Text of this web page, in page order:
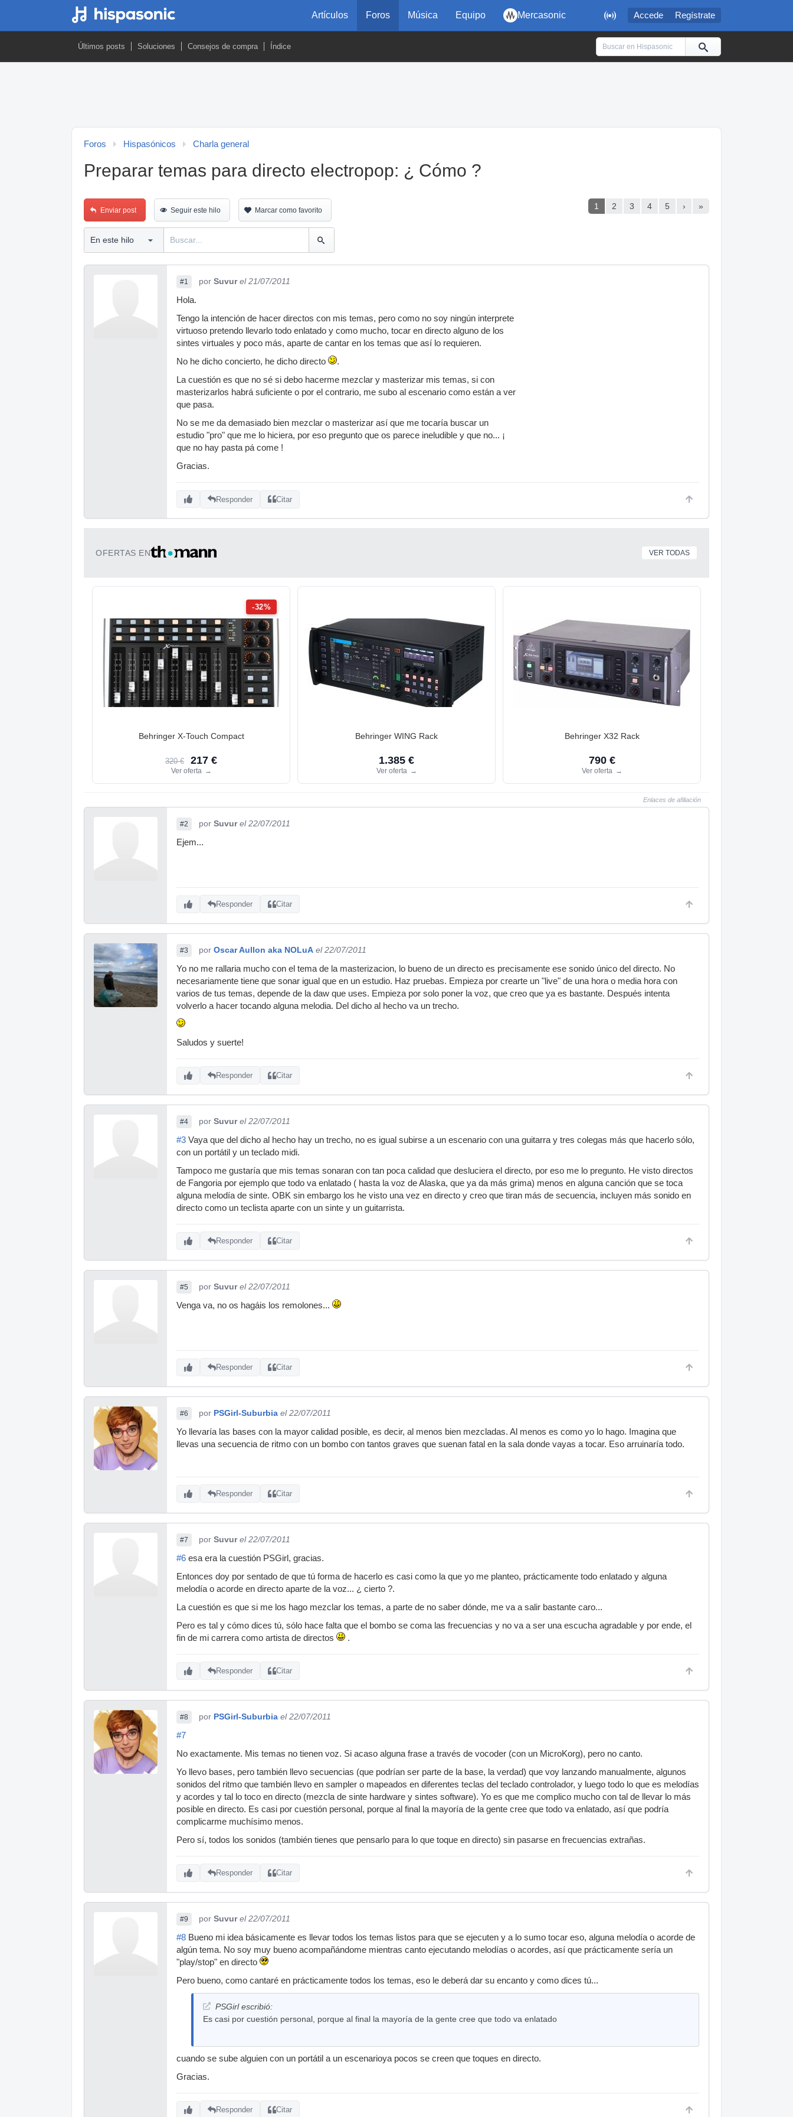
 Accede Regístrate
Artículos Foros Música Equipo Mercasonic
Últimos posts Soluciones Consejos de compra Índice
Foros Hispasónicos Charla general
Preparar temas para directo electropop: ¿ Cómo ?
1 2 3 4 5 › »
Enviar post Seguir este hilo Marcar como favorito
#1 por Suvur el 21/07/2011
Hola.
Tengo la intención de hacer directos con mis temas, pero como no soy ningún interprete
virtuoso pretendo llevarlo todo enlatado y como mucho, tocar en directo alguno de los
sintes virtuales y poco más, aparte de cantar en los temas que así lo requieren.
No he dicho concierto, he dicho directo
.
La cuestión es que no sé si debo hacerme mezclar y masterizar mis temas, si con
masterizarlos habrá suficiente o por el contrario, me subo al escenario como están a ver
que pasa.
No se me da demasiado bien mezclar o masterizar así que me tocaría buscar un
estudio "pro" que me lo hiciera, por eso pregunto que os parece ineludible y que no... ¡
que no hay pasta pá come !
Gracias.
Responder Citar
OFERTAS EN VER TODAS
-32%
Behringer X-Touch Compact
320 € 217 €
Ver oferta →
Behringer WING Rack
1.385 €
Ver oferta →
Behringer X32 Rack
790 €
Ver oferta →
Enlaces de afiliación
#2 por Suvur el 22/07/2011
Ejem...
Responder Citar
#3 por Oscar Aullon aka NOLuA el 22/07/2011
Yo no me rallaria mucho con el tema de la masterizacion, lo bueno de un directo es precisamente ese sonido único del directo. No
necesariamente tiene que sonar igual que en un estudio. Haz pruebas. Empieza por crearte un "live" de una hora o media hora con
varios de tus temas, depende de la daw que uses. Empieza por solo poner la voz, que creo que ya es bastante. Después intenta
volverlo a hacer tocando alguna melodia. Del dicho al hecho va un trecho.
Saludos y suerte!
Responder Citar
#4 por Suvur el 22/07/2011
#3 Vaya que del dicho al hecho hay un trecho, no es igual subirse a un escenario con una guitarra y tres colegas más que hacerlo sólo,
con un portátil y un teclado midi.
Tampoco me gustaría que mis temas sonaran con tan poca calidad que desluciera el directo, por eso me lo pregunto. He visto directos
de Fangoria por ejemplo que todo va enlatado ( hasta la voz de Alaska, que ya da más grima) menos en alguna canción que se toca
alguna melodía de sinte. OBK sin embargo los he visto una vez en directo y creo que tiran más de secuencia, incluyen más sonido en
directo como un teclista aparte con un sinte y un guitarrista.
Responder Citar
#5 por Suvur el 22/07/2011
Venga va, no os hagáis los remolones...
Responder Citar
#6 por PSGirl-Suburbia el 22/07/2011
Yo llevaría las bases con la mayor calidad posible, es decir, al menos bien mezcladas. Al menos es como yo lo hago. Imagina que
llevas una secuencia de ritmo con un bombo con tantos graves que suenan fatal en la sala donde vayas a tocar. Eso arruinaría todo.
Responder Citar
#7 por Suvur el 22/07/2011
#6 esa era la cuestión PSGirl, gracias.
Entonces doy por sentado de que tú forma de hacerlo es casi como la que yo me planteo, prácticamente todo enlatado y alguna
melodía o acorde en directo aparte de la voz... ¿ cierto ?.
La cuestión es que si me los hago mezclar los temas, a parte de no saber dónde, me va a salir bastante caro...
Pero es tal y cómo dices tú, sólo hace falta que el bombo se coma las frecuencias y no va a ser una escucha agradable y por ende, el
fin de mi carrera como artista de directos
.
Responder Citar
#8 por PSGirl-Suburbia el 22/07/2011
#7
No exactamente. Mis temas no tienen voz. Si acaso alguna frase a través de vocoder (con un MicroKorg), pero no canto.
Yo llevo bases, pero también llevo secuencias (que podrían ser parte de la base, la verdad) que voy lanzando manualmente, algunos
sonidos del ritmo que también llevo en sampler o mapeados en diferentes teclas del teclado controlador, y luego todo lo que es melodías
y acordes y tal lo toco en directo (mezcla de sinte hardware y sintes software). Yo es que me complico mucho con tal de llevar lo más
posible en directo. Es casi por cuestión personal, porque al final la mayoría de la gente cree que todo va enlatado, así que podría
complicarme muchísimo menos.
Pero sí, todos los sonidos (también tienes que pensarlo para lo que toque en directo) sin pasarse en frecuencias extrañas.
Responder Citar
#9 por Suvur el 22/07/2011
#8 Bueno mi idea básicamente es llevar todos los temas listos para que se ejecuten y a lo sumo tocar eso, alguna melodía o acorde de
algún tema. No soy muy bueno acompañándome mientras canto ejecutando melodías o acordes, así que prácticamente sería un
"play/stop" en directo
Pero bueno, como cantaré en prácticamente todos los temas, eso le deberá dar su encanto y como dices tú...
PSGirl escribió:
Es casi por cuestión personal, porque al final la mayoría de la gente cree que todo va enlatado
cuando se sube alguien con un portátil a un escenarioya pocos se creen que toques en directo.
Gracias.
Responder Citar